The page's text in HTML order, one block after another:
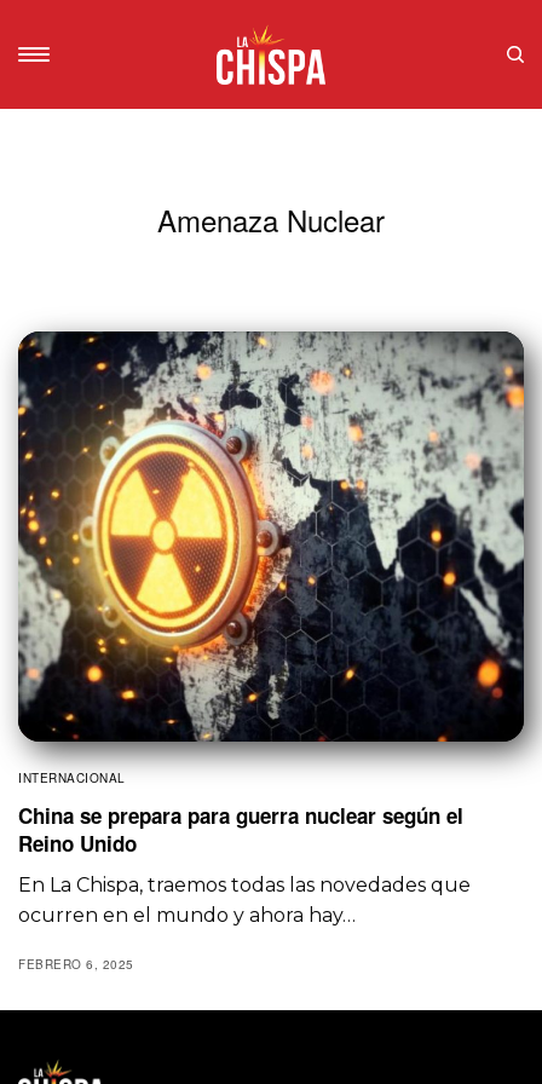
Amenaza Nuclear
INTERNACIONAL
China se prepara para guerra nuclear según el
Reino Unido
En La Chispa, traemos todas las novedades que
ocurren en el mundo y ahora hay…
FEBRERO 6, 2025